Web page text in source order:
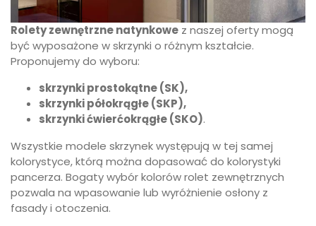
Rolety zewnętrzne natynkowe z naszej oferty mogą
być wyposażone w skrzynki o różnym kształcie.
Proponujemy do wyboru:
skrzynki prostokątne (SK),
skrzynki półokrągłe (SKP),
skrzynki ćwierćokrągłe (SKO).
Wszystkie modele skrzynek występują w tej samej
kolorystyce, którą można dopasować do kolorystyki
pancerza. Bogaty wybór kolorów rolet zewnętrznych
pozwala na wpasowanie lub wyróżnienie osłony z
fasady i otoczenia.